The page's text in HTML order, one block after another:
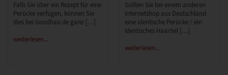
Falls Sie über ein Rezept für eine
Perücke verfügen, können Sie
dies bei Goodhair.de ganz […]
weiterlesen...
Sollten Sie bei einem anderen
Internetshop aus Deutschland
eine identische Perücke / ein
identisches Haarteil […]
weiterlesen...